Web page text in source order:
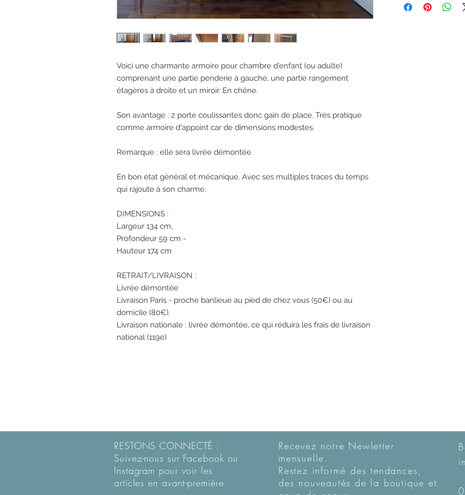
Voici une charmante armoire pour chambre d'enfant (ou adulte)
comprenant une partie penderie à gauche, une partie rangement
étagères à droite et un miroir. En chêne.
Son avantage : 2 porte coulissantes donc gain de place. Très pratique
comme armoire d'appoint car de dimensions modestes.
Remarque : elle sera livrée démontée
En bon état général et mécanique. Avec ses multiples traces du temps
qui rajoute à son charme.
DIMENSIONS :
Largeur 134 cm,
Profondeur 59 cm -
Hauteur 174 cm
RETRAIT/LIVRAISON :
Livrée démontée
Livraison Paris - proche banlieue au pied de chez vous (50€) ou au
domicile (80€).
Livraison nationale : livrée démontée, ce qui réduira les frais de livraison
national (119e)
RESTONS CONNECTÉ :
Suivez-nous sur Facebook ou
Instagram pour voir les
articles en avant-première
Recevez notre Newletter
mensuelle.
Restez informé des tendances,
des nouveautés de la boutique et